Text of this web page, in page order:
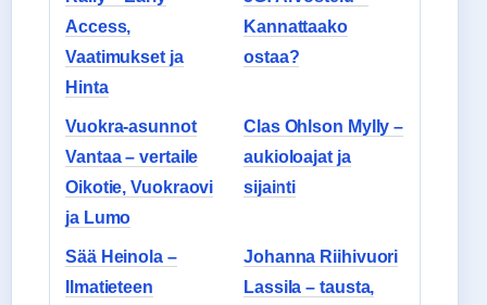
Access,
Vaatimukset ja
Hinta
Kannattaako
ostaa?
Vuokra-asunnot
Vantaa – vertaile
Oikotie, Vuokraovi
ja Lumo
Clas Ohlson Mylly –
aukioloajat ja
sijainti
Sää Heinola –
Ilmatieteen
Johanna Riihivuori
Lassila – tausta,